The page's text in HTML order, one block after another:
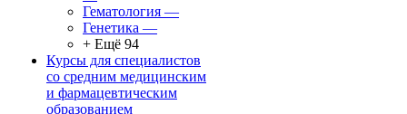
Гематология —
Генетика —
+ Ещё 94
Курсы для специалистов
со средним медицинским
и фармацевтическим
образованием